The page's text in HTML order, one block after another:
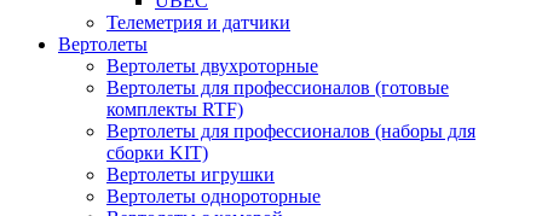
Телеметрия и датчики
Вертолеты
Вертолеты двухроторные
Вертолеты для профессионалов (готовые
комплекты RTF)
Вертолеты для профессионалов (наборы для
сборки KIT)
Вертолеты игрушки
Вертолеты однороторные